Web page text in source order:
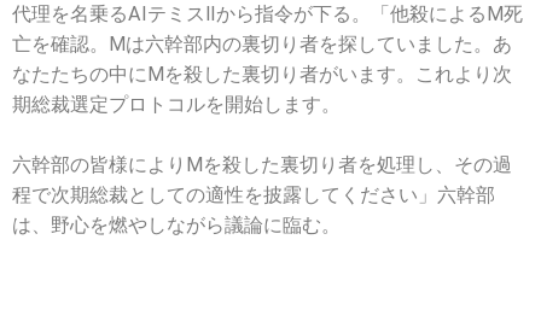
代理を名乗るAIテミスⅡから指令が下る。「他殺によるM死
亡を確認。Mは六幹部内の裏切り者を探していました。あ
なたたちの中にMを殺した裏切り者がいます。これより次
期総裁選定プロトコルを開始します。
六幹部の皆様によりMを殺した裏切り者を処理し、その過
程で次期総裁としての適性を披露してください」六幹部
は、野心を燃やしながら議論に臨む。